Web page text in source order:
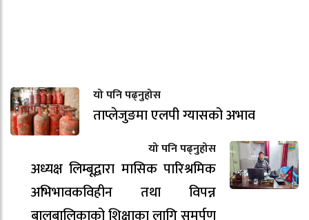
यो पनि पढ्नुहोस
ताप्लेजुङमा एलपी ग्यासको अभाव
यो पनि पढ्नुहोस
अध्यक्ष लिम्बूद्वारा मासिक पारिश्रमिक
अभिभावकविहीन तथा विपन्न